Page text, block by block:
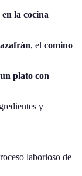
en la cocina
azafrán, el comino
plato con
y
laborioso de